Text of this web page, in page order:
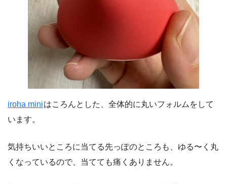
iroha miniはころんとした、全体的に丸いフォルムをして
います。
気持ちいいところに当てる先っぽのところも、ゆる〜く丸
くなっているので、当てても痛くありません。